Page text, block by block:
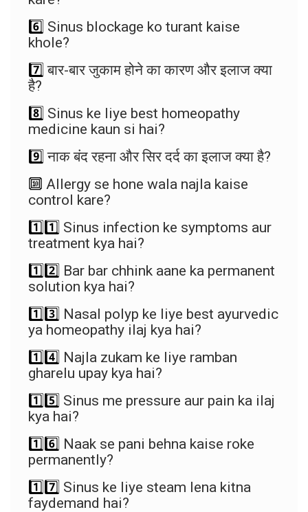
6️⃣ Sinus blockage ko turant kaise
khole?
7️⃣बार-बार जुकाम होने का कारण और इलाज क्या
है?
8️⃣ Sinus ke liye best homeopathy
medicine kaun si hai?
9️⃣नाक बंद रहना और सिर दर्द का इलाज क्या है?
🔟 Allergy se hone wala najla kaise
control kare?
1️⃣1️⃣ Sinus infection ke symptoms aur
treatment kya hai?
1️⃣2️⃣ Bar bar chhink aane ka permanent
solution kya hai?
1️⃣3️⃣ Nasal polyp ke liye best ayurvedic
ya homeopathy ilaj kya hai?
1️⃣4️⃣ Najla zukam ke liye ramban
gharelu upay kya hai?
1️⃣5️⃣ Sinus me pressure aur pain ka ilaj
kya hai?
1️⃣6️⃣ Naak se pani behna kaise roke
permanently?
1️⃣7️⃣ Sinus ke liye steam lena kitna
faydemand hai?